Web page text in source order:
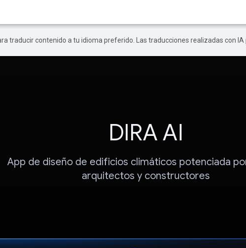
traducir contenido a tu idioma preferido. Las traducciones realizadas con IA
DIRA AI
App de diseño de edificios climáticos potenciada
arquitectos y constructores